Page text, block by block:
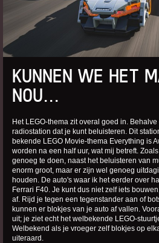
KUNNEN WE HET
NOU...
Het LEGO-thema zit overal goed in.
radiostation dat je kunt beluisteren. Dit
bekende LEGO Movie-thema Everything is
worden na een half uur, wat mij betreft.
genoeg te doen, naast het beluisteren van
enorm groot, maar er zijn wel genoeg
houden. De auto's waar ik het eerder over
Ferrari F40. Je kunt dus niet zelf iets
af. Rijd je tegen een tegenstander aan of
kunnen er blokjes van je auto af vallen.
uit; je ziet echt het welbekende LEGO-
Welbekend als je vroeger zelf blokjes op
uiteraard.